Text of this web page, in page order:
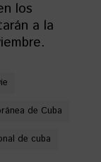
los
a la
de Cuba
de cuba